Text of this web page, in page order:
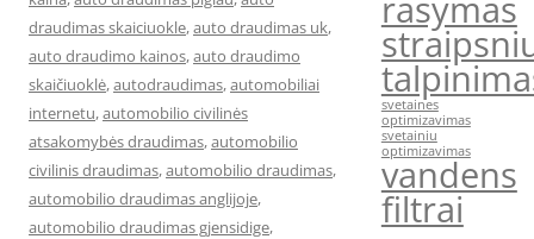
draudimas skaiciuokle,auto draudimas uk,
auto draudimo kainos,auto draudimo
skaičiuoklė,autodraudimas,automobiliai
internetu,automobilio civilinės
atsakomybės draudimas,automobilio
civilinis draudimas,automobilio draudimas,
automobilio draudimas anglijoje,
automobilio draudimas gjensidige,
rasymas
svetaines
optimizavimas
svetainiu
optimizavimas
vandens
filtrai